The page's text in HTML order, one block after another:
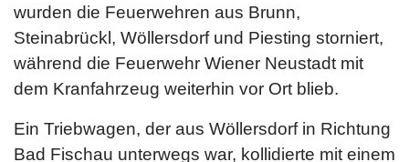
wurden die Feuerwehren aus Brunn,
Steinabrückl, Wöllersdorf und Piesting storniert,
während die Feuerwehr Wiener Neustadt mit
dem Kranfahrzeug weiterhin vor Ort blieb.
Ein Triebwagen, der aus Wöllersdorf in Richtung
Bad Fischau unterwegs war, kollidierte mit einem